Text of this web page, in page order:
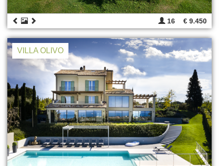
16 € 9.450
VILLA OLIVO